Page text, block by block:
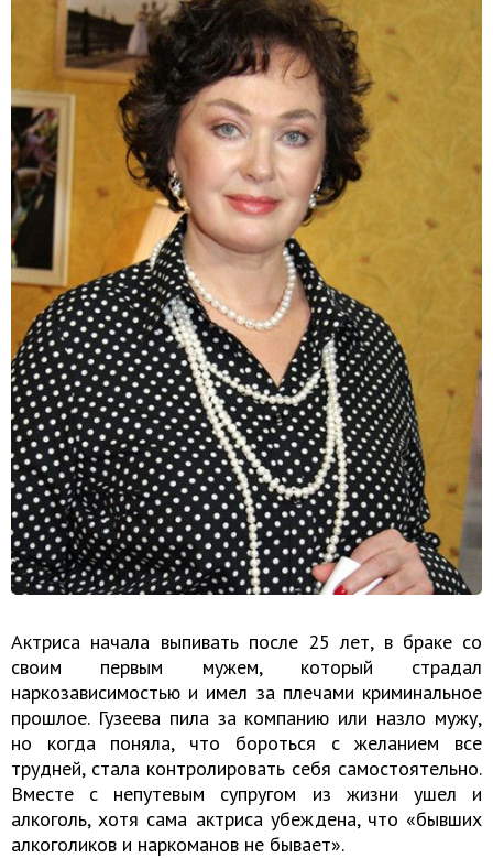
Актриса начала выпивать после 25 лет, в браке со
своим первым мужем, который страдал
наркозависимостью и имел за плечами криминальное
прошлое. Гузеева пила за компанию или назло мужу,
но когда поняла, что бороться с желанием все
трудней, стала контролировать себя самостоятельно.
Вместе с непутевым супругом из жизни ушел и
алкоголь, хотя сама актриса убеждена, что «бывших
алкоголиков и наркоманов не бывает».